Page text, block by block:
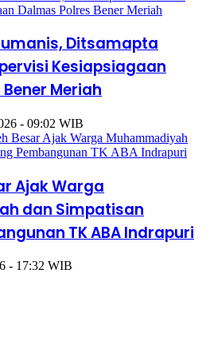
Ditsamapta
Kesiapsiagaan
Meriah
- 09:02 WIB
Ajak Warga
dan Simpatisan
TK ABA Indrapuri
- 17:32 WIB